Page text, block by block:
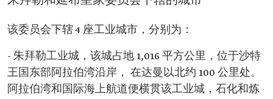
该委员会下辖 4 座工业城市，分别为：
- 朱拜勒工业城，该城占地 1,016 平方公里，位于沙特
王国东部阿拉伯湾沿岸， 在达曼以北约 100 公里处。
阿拉伯湾和国际海上航道便横贯该工业城，石化和炼